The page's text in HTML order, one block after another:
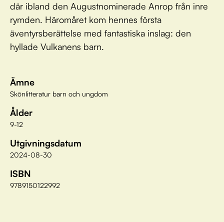
där ibland den Augustnominerade Anrop från inre
rymden. Häromåret kom hennes första
äventyrsberättelse med fantastiska inslag: den
hyllade Vulkanens barn.
Ämne
Skönlitteratur barn och ungdom
Ålder
9-12
Utgivningsdatum
2024-08-30
ISBN
9789150122992